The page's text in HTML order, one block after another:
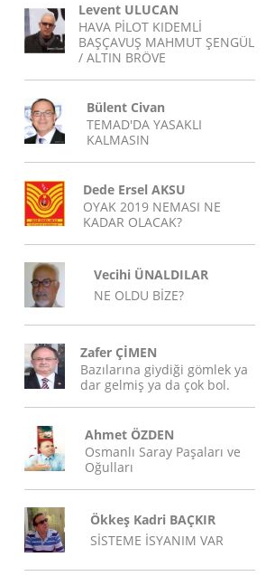
Levent ULUCAN
HAVA PİLOT KIDEMLİ
BAŞÇAVUŞ MAHMUT ŞENGÜL
/ ALTIN BRÖVE
Bülent Civan
TEMAD'DA YASAKLI
KALMASIN
Dede Ersel AKSU
OYAK 2019 NEMASI NE
KADAR OLACAK?
Vecihi ÜNALDILAR
NE OLDU BİZE?
Zafer ÇİMEN
Bazılarına giydiği gömlek ya
dar gelmiş ya da çok bol.
Ahmet ÖZDEN
Osmanlı Saray Paşaları ve
Oğulları
Ökkeş Kadri BAÇKIR
SİSTEME İSYANIM VAR